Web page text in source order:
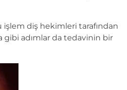
diş hekimleri tarafından
gibi adımlar da tedavinin bir